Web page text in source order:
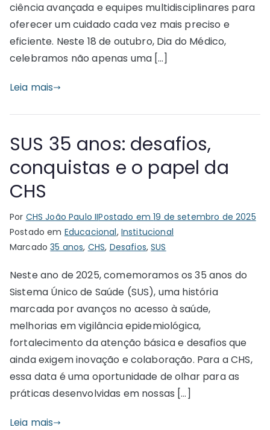
ciência avançada e equipes multidisciplinares para
oferecer um cuidado cada vez mais preciso e
eficiente. Neste 18 de outubro, Dia do Médico,
celebramos não apenas uma […]
Leia mais
SUS 35 anos: desafios,
conquistas e o papel da
CHS
Por CHS João Paulo IIPostado em19 de setembro de 2025
Postado em Educacional, Institucional
Marcado35 anos, CHS, Desafios,SUS
Neste ano de 2025, comemoramos os 35 anos do
Sistema Único de Saúde (SUS), uma história
marcada por avanços no acesso à saúde,
melhorias em vigilância epidemiológica,
fortalecimento da atenção básica e desafios que
ainda exigem inovação e colaboração. Para a CHS,
essa data é uma oportunidade de olhar para as
práticas desenvolvidas em nossas […]
Leia mais